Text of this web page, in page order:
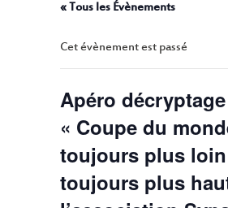
« Tous les Évènements
Cet évènement est passé
Apéro
« Coupe du
toujours plus loin
toujours plus